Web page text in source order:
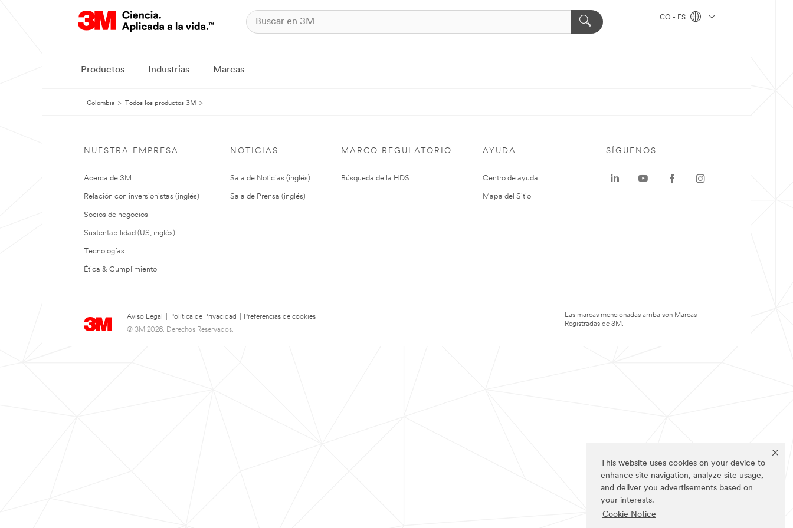
This website uses cookies on your device to
enhance site navigation, analyze site usage,
and deliver you advertisements based on
your interests.
Cookie Notice
CO - ES
Productos Industrias Marcas
Colombia Todos los productos 3M
NUESTRA EMPRESA
Acerca de 3M
Relación con inversionistas (inglés)
Socios de negocios
Sustentabilidad (US, inglés)
Tecnologías
Ética & Cumplimiento
NOTICIAS
Sala de Noticias (inglés)
Sala de Prensa (inglés)
MARCO REGULATORIO
Búsqueda de la HDS
AYUDA
Centro de ayuda
Mapa del Sitio
Aviso Legal Política de Privacidad
Preferencias de cookies
© 3M 2026. Derechos Reservados.
SÍGUENOS
Las marcas mencionadas arriba son Marcas
Registradas de 3M.